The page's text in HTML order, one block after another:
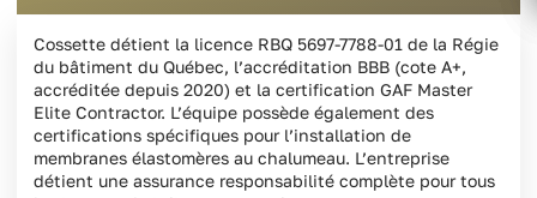
Cossette détient la licence RBQ 5697-7788-01 de la Régie
du bâtiment du Québec, l’accréditation BBB (cote A+,
accréditée depuis 2020) et la certification GAF Master
Elite Contractor. L’équipe possède également des
certifications spécifiques pour l’installation de
membranes élastomères au chalumeau. L’entreprise
détient une assurance responsabilité complète pour tous